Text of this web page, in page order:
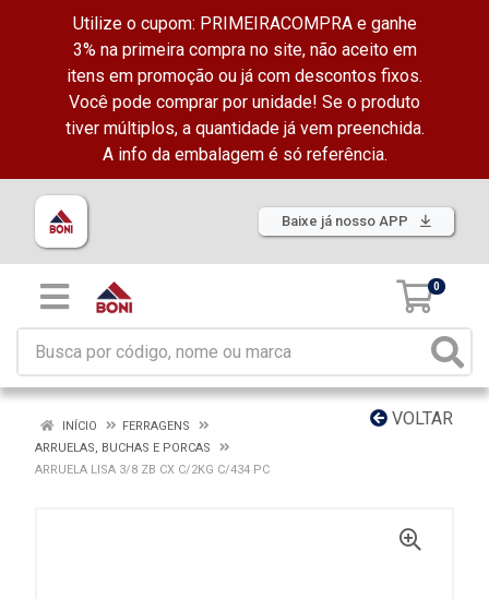
Utilize o cupom: PRIMEIRACOMPRA e ganhe
3% na primeira compra no site, não aceito em
itens em promoção ou já com descontos fixos.
Você pode comprar por unidade! Se o produto
tiver múltiplos, a quantidade já vem preenchida.
A info da embalagem é só referência.
Baixe já nosso APP
0
VOLTAR
INÍCIO
FERRAGENS
ARRUELAS, BUCHAS E PORCAS
ARRUELA LISA 3/8 ZB CX C/2KG C/434 PC